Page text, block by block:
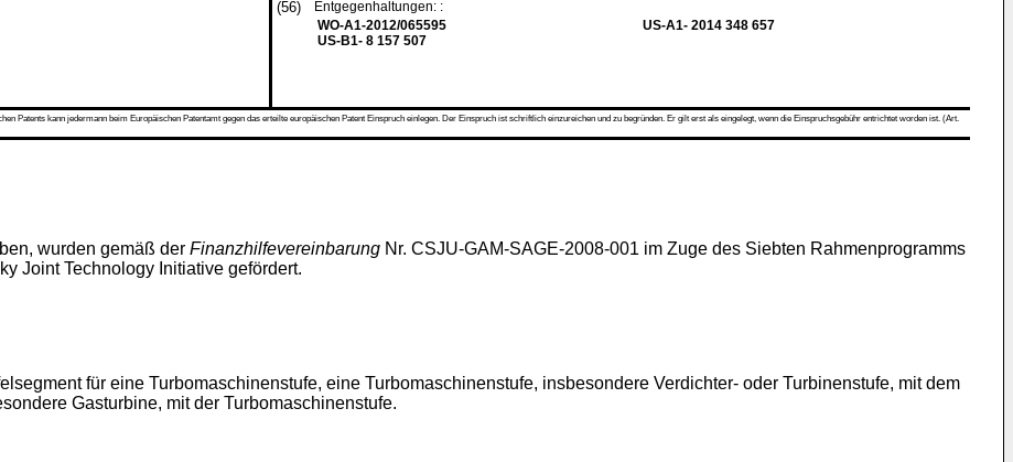
(56)
Entgegenhaltungen: :
WO-A1-2012/065595
US-B1- 8 157 507
US-A1- 2014 348 657
Patents kann jedermann beim Europäischen Patentamt gegen das erteilte europäischen Patent Einspruch einlegen. Der Einspruch ist schriftlich einzureichen und zu begründen. Er gilt erst als eingelegt, wenn die Einspruchsgebühr entrichtet worden ist. (Art.
wurden gemäß der Finanzhilfevereinbarung Nr. CSJU-GAM-SAGE-2008-001 im Zuge des Siebten Rahmenprogramms
Joint Technology Initiative gefördert.
für eine Turbomaschinenstufe, eine Turbomaschinenstufe, insbesondere Verdichter- oder Turbinenstufe, mit dem
Gasturbine, mit der Turbomaschinenstufe.